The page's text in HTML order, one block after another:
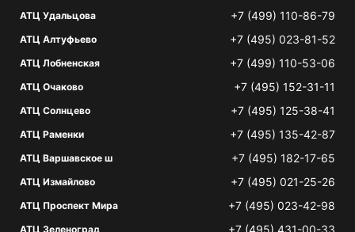
АТЦ Удальцова +7 (499) 110-86-79
АТЦ Алтуфьево +7 (495) 023-81-52
АТЦ Лобненская +7 (499) 110-53-06
АТЦ Очаково +7 (495) 152-31-11
АТЦ Солнцево +7 (495) 125-38-41
АТЦ Раменки +7 (495) 135-42-87
АТЦ Варшавское ш +7 (495) 182-17-65
АТЦ Измайлово +7 (495) 021-25-26
АТЦ Проспект Мира +7 (495) 023-42-98
АТЦ Зеленоград +7 (495) 431-00-33